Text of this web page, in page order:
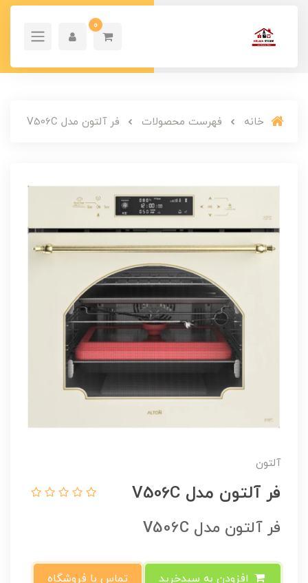
0
خانه فهرست محصولات فر آلتون مدل V506C
آلتون
فر آلتون مدل V506C
فر آلتون مدل V506C
تماس با فروشگاه